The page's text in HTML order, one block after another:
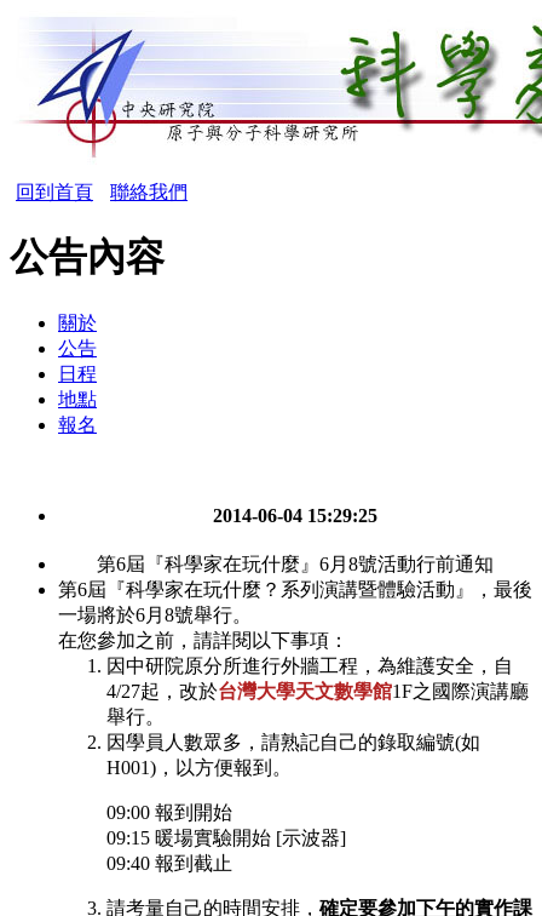
回到首頁 聯絡我們
公告內容
關於
公告
日程
地點
報名
2014-06-04 15:29:25
第6屆『科學家在玩什麼』6月8號活動行前通知
第6屆『科學家在玩什麼？系列演講暨體驗活動』，最後
一場將於6月8號舉行。
在您參加之前，請詳閱以下事項：
因中研院原分所進行外牆工程，為維護安全，自
4/27起，改於台灣大學天文數學館1F之國際演講廳
舉行。
因學員人數眾多，請熟記自己的錄取編號(如
H001)，以方便報到。
09:00 報到開始
09:15 暖場實驗開始 [示波器]
09:40 報到截止
請考量自己的時間安排， 確定要參加下午的實作課